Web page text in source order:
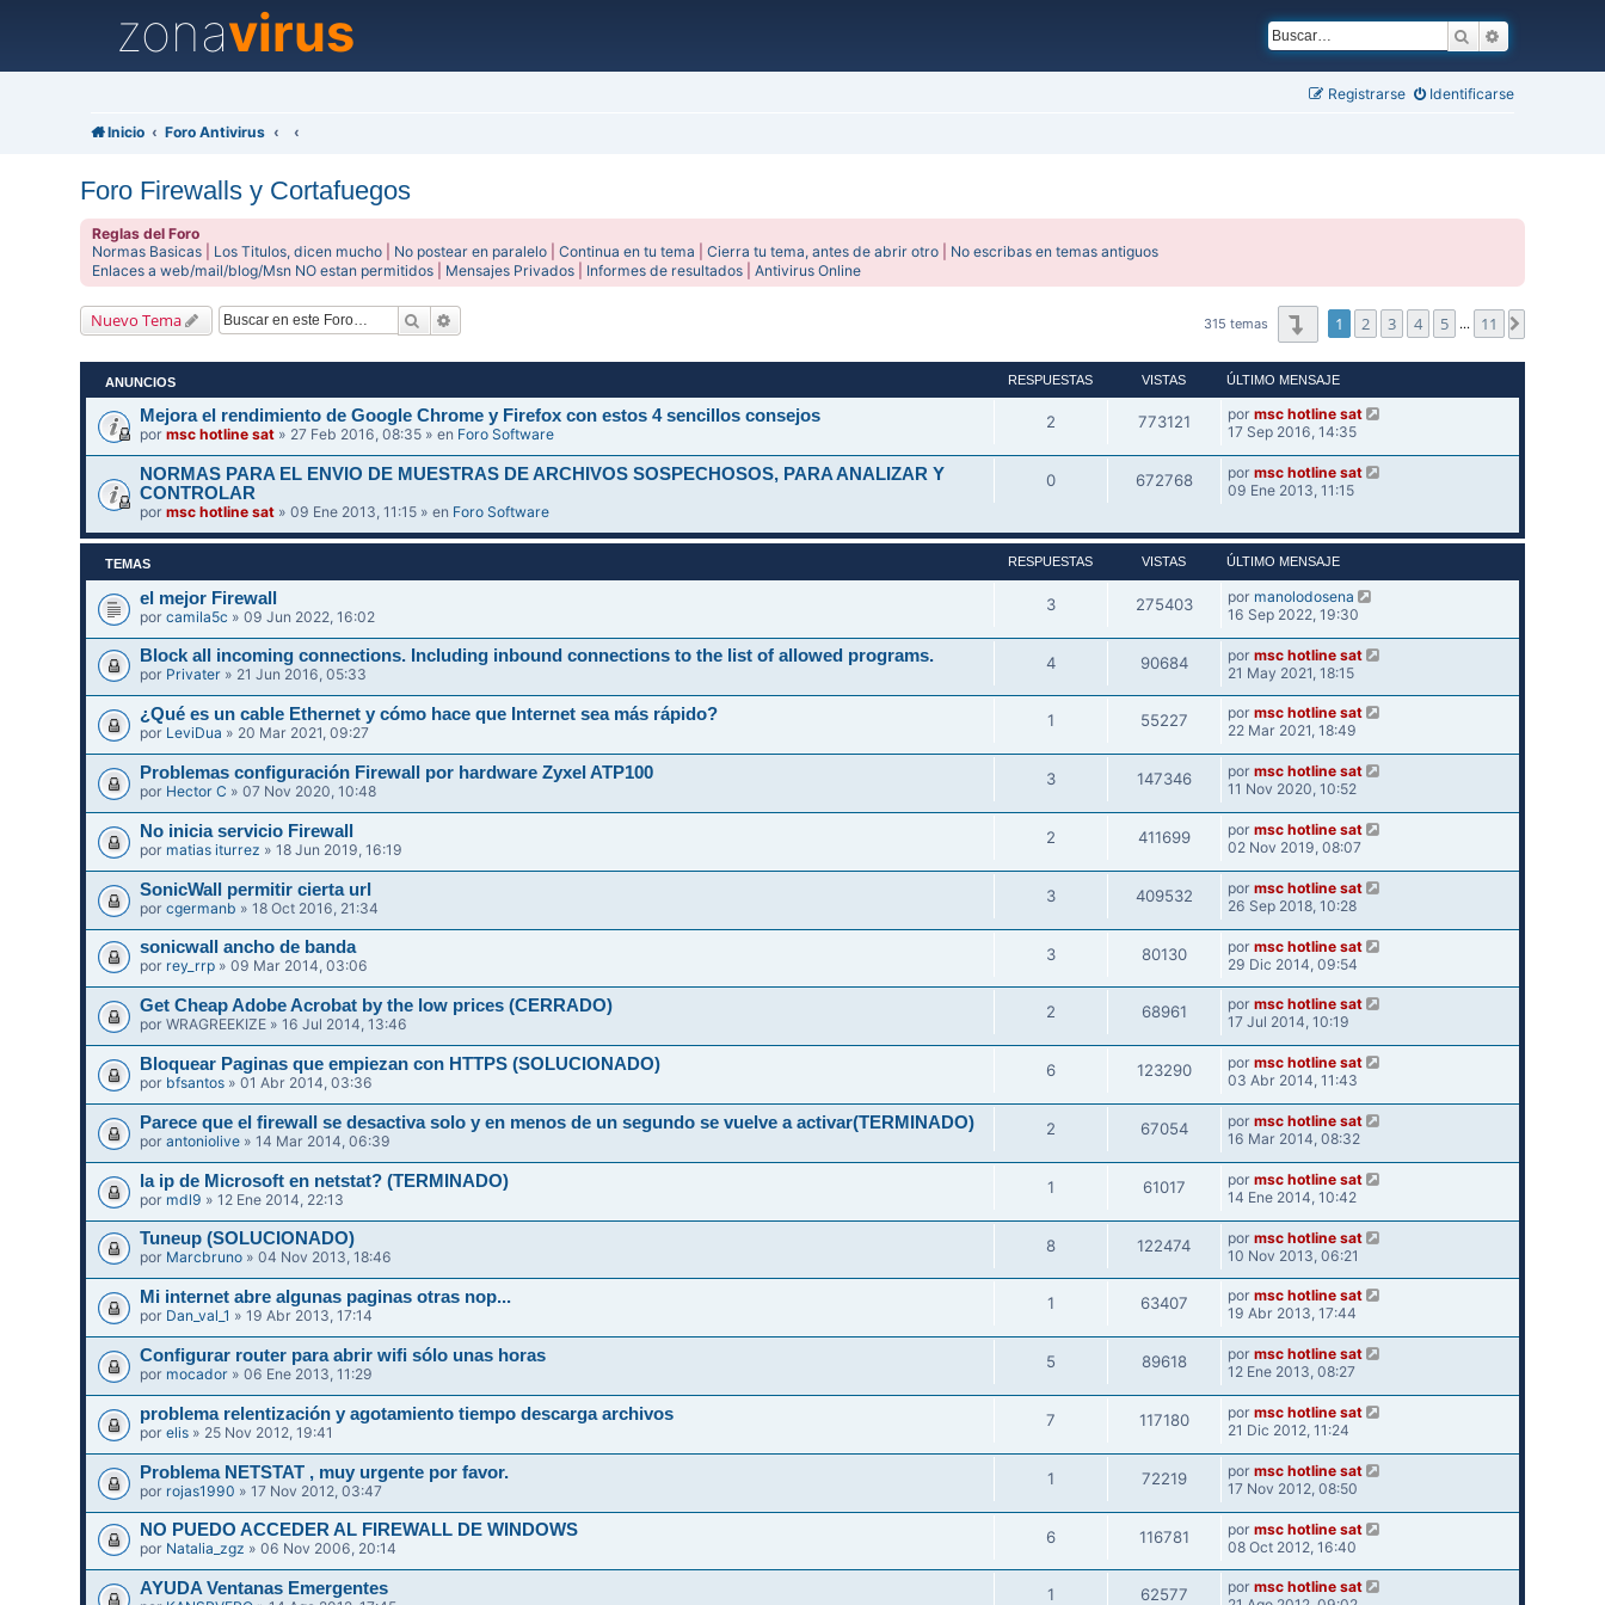
zonavirus Buscar
Identificarse
Registrarse
Inicio Foro Antivirus
Foro Firewalls y Cortafuegos
Reglas del Foro
Normas Basicas
Los Titulos, dicen mucho No postear en paralelo |Continua en tu tema |Cierra tu tema, antes de abrir otro
No escribas en temas antiguos
Enlaces a web/mail/blog/Msn NO estan permitidos
Mensajes Privados Informes de resultados |Antivirus Online
Nuevo Tema Buscar 315 temas Página1 de
1 2 3 4 5 … 11
ANUNCIOS RESPUESTAS VISTAS ÚLTIMO MENSAJE
Mejora el rendimiento de Google Chrome y Firefox con estos 4 sencillos consejos
pormsc hotline sat » 27 Feb 2016, 08:35 » en Foro Software
2 773121 por msc hotline sat
17 Sep 2016, 14:35
NORMAS PARA EL ENVIO DE MUESTRAS DE ARCHIVOS SOSPECHOSOS, PARA ANALIZAR Y
CONTROLAR
pormsc hotline sat » 09 Ene 2013, 11:15 » en Foro Software
0 672768 por msc hotline sat
09 Ene 2013, 11:15
TEMAS RESPUESTAS VISTAS ÚLTIMO MENSAJE
el mejor Firewall
porcamila5c » 09 Jun 2022, 16:02
3 275403 por manolodosena
16 Sep 2022, 19:30
Block all incoming connections. Including inbound connections to the list of allowed programs.
por Privater » 21 Jun 2016, 05:33
4 90684 por msc hotline sat
21 May 2021, 18:15
¿Qué es un cable Ethernet y cómo hace que Internet sea más rápido?
por LeviDua » 20 Mar 2021, 09:27
1 55227 por msc hotline sat
22 Mar 2021, 18:49
Problemas configuración Firewall por hardware Zyxel ATP100
por Hector C » 07 Nov 2020, 10:48
3 147346 por msc hotline sat
11 Nov 2020, 10:52
No inicia servicio Firewall
por matias iturrez » 18 Jun 2019, 16:19
2 411699 por msc hotline sat
02 Nov 2019, 08:07
SonicWall permitir cierta url
porcgermanb » 18 Oct 2016, 21:34
3 409532 por msc hotline sat
26 Sep 2018, 10:28
sonicwall ancho de banda
por rey_rrp » 09 Mar 2014, 03:06
3 80130 por msc hotline sat
29 Dic 2014, 09:54
Get Cheap Adobe Acrobat by the low prices (CERRADO)
porWRAGREEKIZE » 16 Jul 2014, 13:46
2 68961 por msc hotline sat
17 Jul 2014, 10:19
Bloquear Paginas que empiezan con HTTPS (SOLUCIONADO)
por bfsantos » 01 Abr 2014, 03:36
6 123290 por msc hotline sat
03 Abr 2014, 11:43
Parece que el firewall se desactiva solo y en menos de un segundo se vuelve a activar(TERMINADO)
porantoniolive » 14 Mar 2014, 06:39
2 67054 por msc hotline sat
16 Mar 2014, 08:32
la ip de Microsoft en netstat? (TERMINADO)
por mdl9 » 12 Ene 2014, 22:13
1 61017 por msc hotline sat
14 Ene 2014, 10:42
Tuneup (SOLUCIONADO)
por Marcbruno » 04 Nov 2013, 18:46
8 122474 por msc hotline sat
10 Nov 2013, 06:21
Mi internet abre algunas paginas otras nop...
por Dan_val_1 » 19 Abr 2013, 17:14
1 63407 por msc hotline sat
19 Abr 2013, 17:44
Configurar router para abrir wifi sólo unas horas
por mocador » 06 Ene 2013, 11:29
5 89618 por msc hotline sat
12 Ene 2013, 08:27
problema relentización y agotamiento tiempo descarga archivos
porelis » 25 Nov 2012, 19:41
7 117180 por msc hotline sat
21 Dic 2012, 11:24
Problema NETSTAT , muy urgente por favor.
por rojas1990 » 17 Nov 2012, 03:47
1 72219 por msc hotline sat
17 Nov 2012, 08:50
NO PUEDO ACCEDER AL FIREWALL DE WINDOWS
por Natalia_zgz » 06 Nov 2006, 20:14
6 116781 por msc hotline sat
08 Oct 2012, 16:40
AYUDA Ventanas Emergentes 1 62577 por msc hotline sat